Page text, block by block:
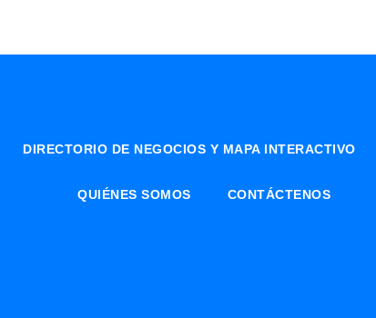
DIRECTORIO DE NEGOCIOS Y MAPA INTERACTIVO
QUIÉNES SOMOS CONTÁCTENOS